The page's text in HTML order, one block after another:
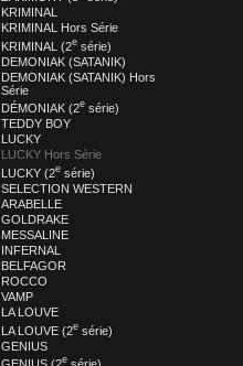
KRIMINAL
KRIMINAL Hors Série
KRIMINAL (2esérie)
DEMONIAK (SATANIK)
DEMONIAK (SATANIK) Hors
Série
DÉMONIAK (2esérie)
TEDDY BOY
LUCKY
LUCKY Hors Série
LUCKY (2esérie)
SELECTION WESTERN
ARABELLE
GOLDRAKE
MESSALINE
INFERNAL
BELFAGOR
ROCCO
VAMP
LA LOUVE
LA LOUVE (2esérie)
GENIUS
e